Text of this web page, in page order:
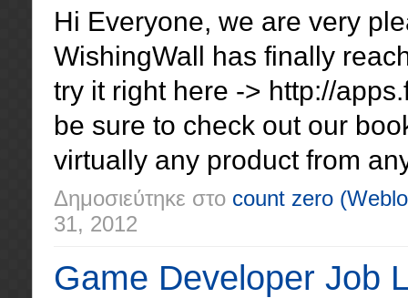
Hi Everyone, we are very
WishingWall has finally
try it right here -> http://
be sure to check out our
virtually any product from
Δημοσιεύτηκε στο count zero
31, 2012
Game Developer Job